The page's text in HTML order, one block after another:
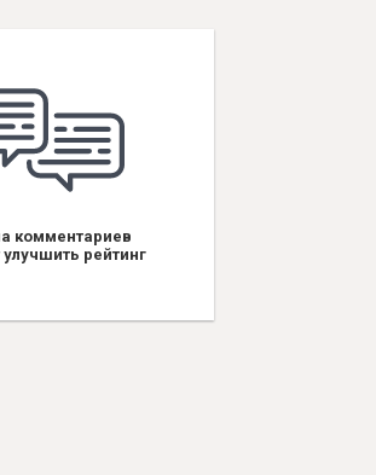
комментариев
рейтинг